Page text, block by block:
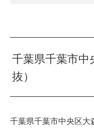
千葉県千葉市中
抜）
千葉県千葉市中央区大